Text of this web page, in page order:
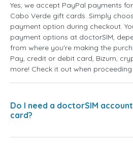
Yes, we accept PayPal payments
Cabo Verde gift cards. Simply
payment option during checkout.
payment options at doctorSIM,
from where you're making the
Pay, credit or debit card, Bizum,
more! Check it out when
Do I need a doctorSIM
card?